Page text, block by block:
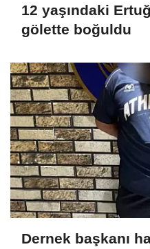
12 yaşındaki
gölette boğuldu
Dernek başkanı